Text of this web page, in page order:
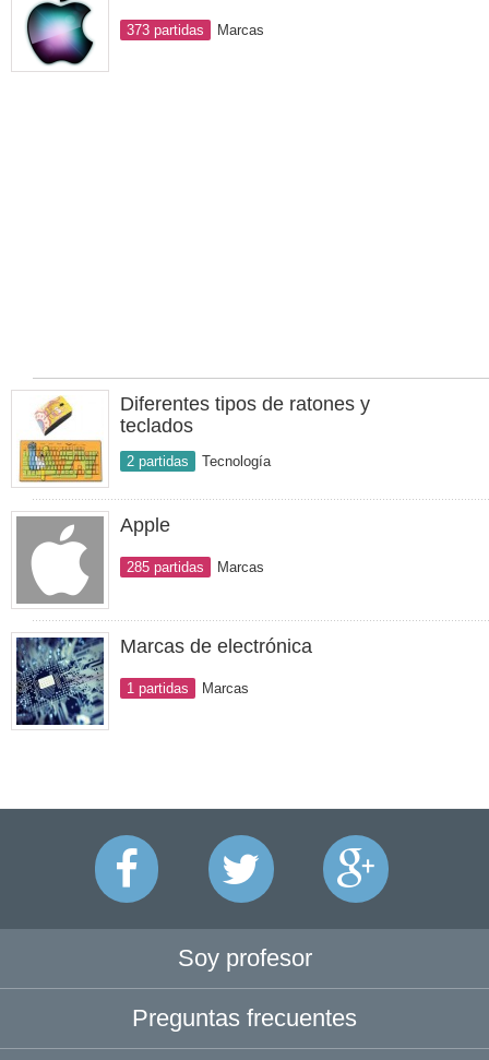
373 partidas Marcas
Diferentes tipos de ratones y
teclados
2 partidas Tecnología
Apple
285 partidas Marcas
Marcas de electrónica
1 partidas Marcas
Soy profesor
Preguntas frecuentes